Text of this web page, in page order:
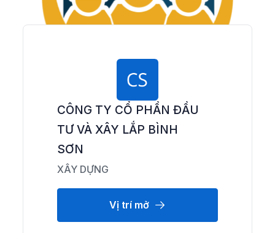
CÔNG TY CỔ PHẦN ĐẦU
TƯ VÀ XÂY LẮP BÌNH
SƠN
XÂY DỰNG
Vị trí mở